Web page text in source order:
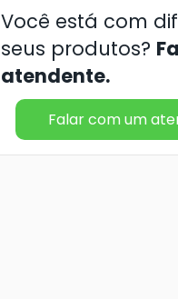
Você está com
seus produtos?
atendente.
Falar com um